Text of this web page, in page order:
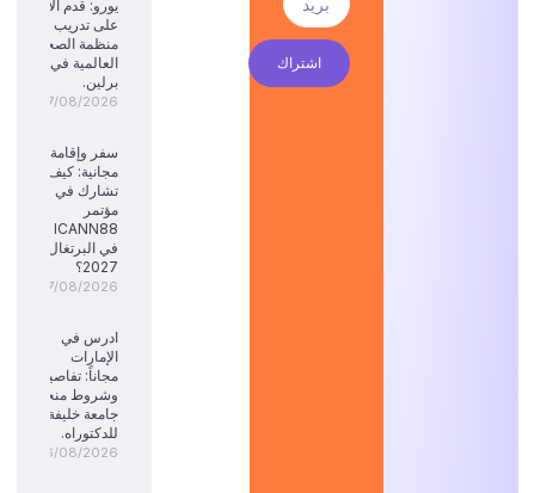
اشتراك
يورو: قدم الآن
على تدريب
منظمة الصحة
العالمية في
برلين.
07/08/2026
سفر وإقامة
مجانية: كيف
تشارك في
مؤتمر
ICANN88
في البرتغال
2027؟
07/08/2026
ادرس في
الإمارات
مجاناً: تفاصيل
وشروط منحة
جامعة خليفة
للدكتوراه.
06/08/2026